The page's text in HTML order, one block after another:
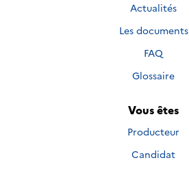
Actualités
Les documents
FAQ
Glossaire
Vous êtes
Producteur
Candidat